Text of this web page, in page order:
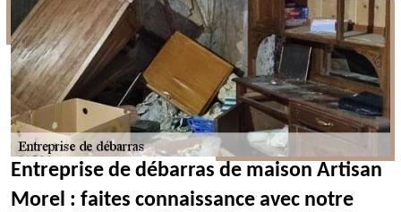
Entreprise de débarras de maison Artisan
Morel : faites connaissance avec notre